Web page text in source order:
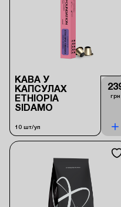
КАВА У
КАПСУЛАХ
ETHIOPIA
SIDAMO
10 шт/уп
грн